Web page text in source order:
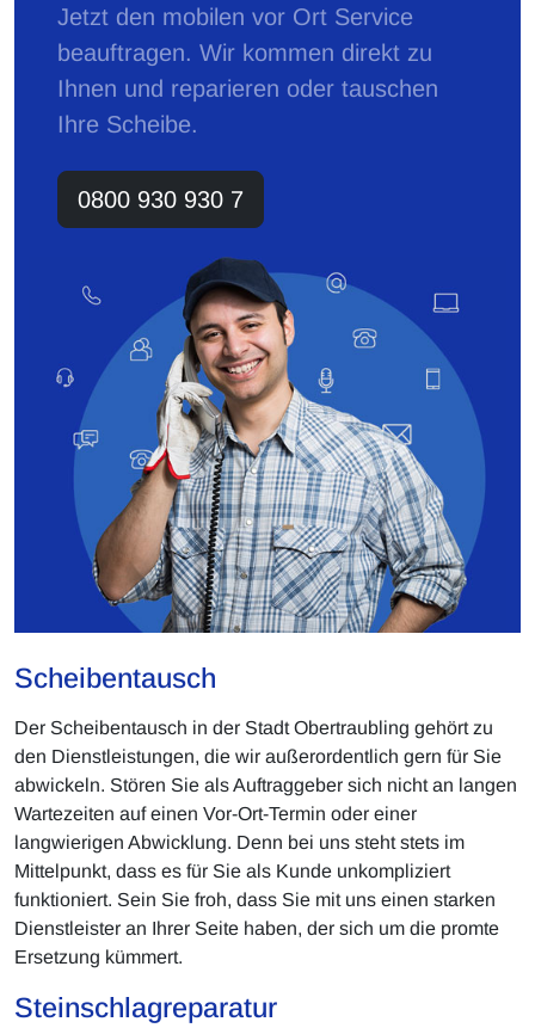
Jetzt den mobilen vor Ort Service
beauftragen. Wir kommen direkt zu
Ihnen und reparieren oder tauschen
Ihre Scheibe.
0800 930 930 7
Scheibentausch
Der Scheibentausch in der Stadt Obertraubling gehört zu
den Dienstleistungen, die wir außerordentlich gern für Sie
abwickeln. Stören Sie als Auftraggeber sich nicht an langen
Wartezeiten auf einen Vor-Ort-Termin oder einer
langwierigen Abwicklung. Denn bei uns steht stets im
Mittelpunkt, dass es für Sie als Kunde unkompliziert
funktioniert. Sein Sie froh, dass Sie mit uns einen starken
Dienstleister an Ihrer Seite haben, der sich um die promte
Ersetzung kümmert.
Steinschlagreparatur